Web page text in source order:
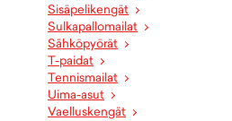
Sisäpelikengät
Sulkapallomailat
Sähköpyörät
T-paidat
Tennismailat
Uima-asut
Vaelluskengät